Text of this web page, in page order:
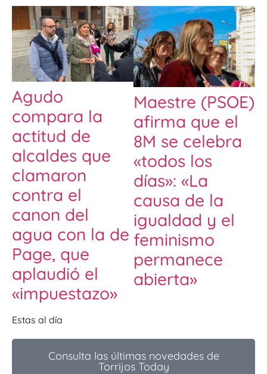
Agudo
compara la
actitud de
alcaldes que
clamaron
contra el
canon del
agua con la de
Page, que
aplaudió el
«impuestazo»
Maestre (PSOE)
afirma que el
8M se celebra
«todos los
días»: «La
causa de la
igualdad y el
feminismo
permanece
abierta»
Estas al día
Consulta las últimas novedades de
Torrijos Today